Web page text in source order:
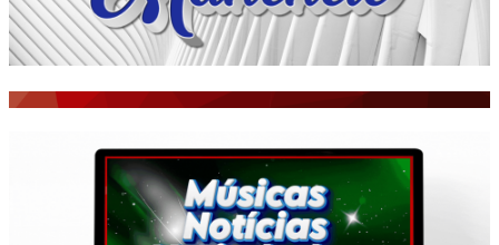
VEJA
PORTAL CEARÁ
Galeria
BOAS NOTÍCIAS...VIRAM MANCHETE!
ISTO É FATO!
Todos